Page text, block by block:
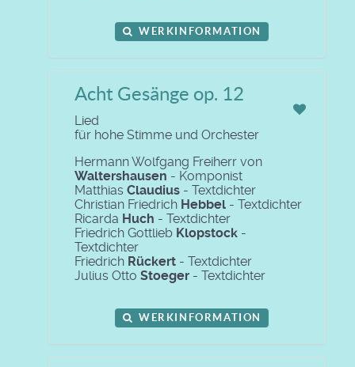
WERKINFORMATION
Acht Gesänge op. 12
Lied
für hohe Stimme und Orchester
Hermann Wolfgang Freiherr von
Waltershausen - Komponist
Matthias Claudius - Textdichter
Christian Friedrich Hebbel - Textdichter
Ricarda Huch - Textdichter
Friedrich Gottlieb Klopstock -
Textdichter
Friedrich Rückert - Textdichter
Julius Otto Stoeger - Textdichter
WERKINFORMATION